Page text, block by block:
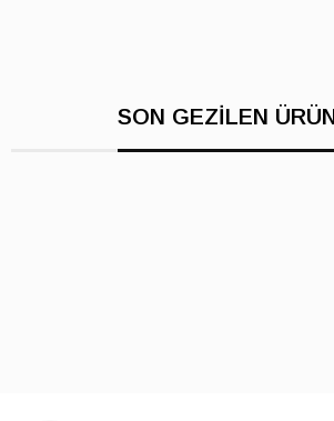
SON GEZİLEN